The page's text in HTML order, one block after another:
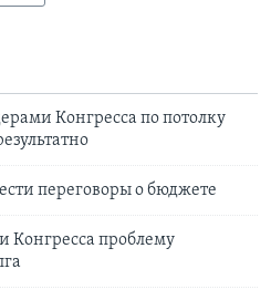
Конгресса по потолку
переговоры о бюджете
Конгресса проблему